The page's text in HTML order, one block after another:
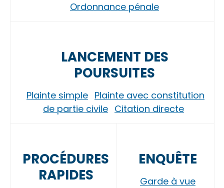
Ordonnance pénale
LANCEMENT DES
POURSUITES
Plainte simple Plainte avec constitution
de partie civile Citation directe
PROCÉDURES
RAPIDES
ENQUÊTE
Garde à vue